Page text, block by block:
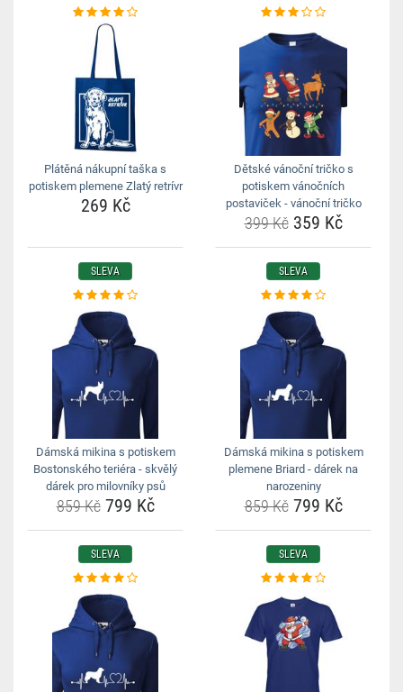
Plátěná nákupní taška s
potiskem plemene Zlatý retrívr
269 Kč
Dětské vánoční tričko s
potiskem vánočních
postaviček - vánoční tričko
399 Kč359 Kč
SLEVA
Dámská mikina s potiskem
Bostonského teriéra - skvělý
dárek pro milovníky psů
859 Kč799 Kč
SLEVA
Dámská mikina s potiskem
plemene Briard - dárek na
narozeniny
859 Kč799 Kč
SLEVA SLEVA